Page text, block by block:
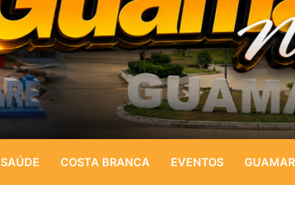
SAÚDE COSTA BRANCA EVENTOS